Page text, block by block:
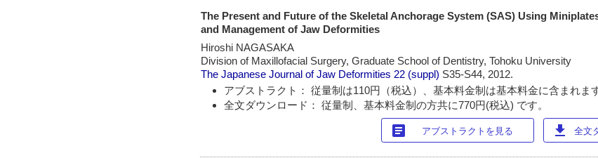
The Present and Future of the Skeletal Anchorage System (SAS) Using
and Management of Jaw Deformities
Hiroshi NAGASAKA
Division of Maxillofacial Surgery, Graduate School of Dentistry, Tohoku University
The Japanese Journal of Jaw Deformities 22 (suppl) S35-S44, 2012.
アブストラクト： 従量制は110円（税込）、基本料金制は基本料金に含まれます
全文ダウンロード： 従量制、基本料金制の方共に770円(税込) です。
article アブストラクトを見る download 全文